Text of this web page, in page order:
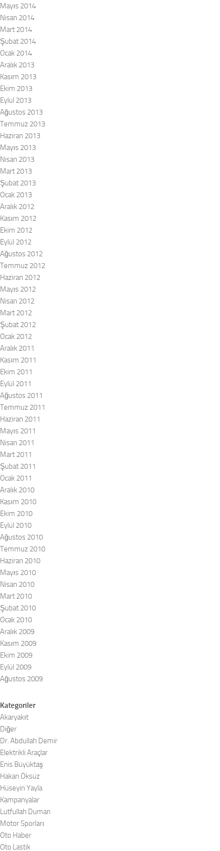
Mayıs 2014
Nisan 2014
Mart 2014
Şubat 2014
Ocak 2014
Aralık 2013
Kasım 2013
Ekim 2013
Eylül 2013
Ağustos 2013
Temmuz 2013
Haziran 2013
Mayıs 2013
Nisan 2013
Mart 2013
Şubat 2013
Ocak 2013
Aralık 2012
Kasım 2012
Ekim 2012
Eylül 2012
Ağustos 2012
Temmuz 2012
Haziran 2012
Mayıs 2012
Nisan 2012
Mart 2012
Şubat 2012
Ocak 2012
Aralık 2011
Kasım 2011
Ekim 2011
Eylül 2011
Ağustos 2011
Temmuz 2011
Haziran 2011
Mayıs 2011
Nisan 2011
Mart 2011
Şubat 2011
Ocak 2011
Aralık 2010
Kasım 2010
Ekim 2010
Eylül 2010
Ağustos 2010
Temmuz 2010
Haziran 2010
Mayıs 2010
Nisan 2010
Mart 2010
Şubat 2010
Ocak 2010
Aralık 2009
Kasım 2009
Ekim 2009
Eylül 2009
Ağustos 2009
Kategoriler
Akaryakıt
Diğer
Dr. Abdullah Demir
Elektrikli Araçlar
Enis Büyüktaş
Hakan Öksüz
Hüseyin Yayla
Kampanyalar
Lutfullah Duman
Motor Sporları
Oto Haber
Oto Lastik